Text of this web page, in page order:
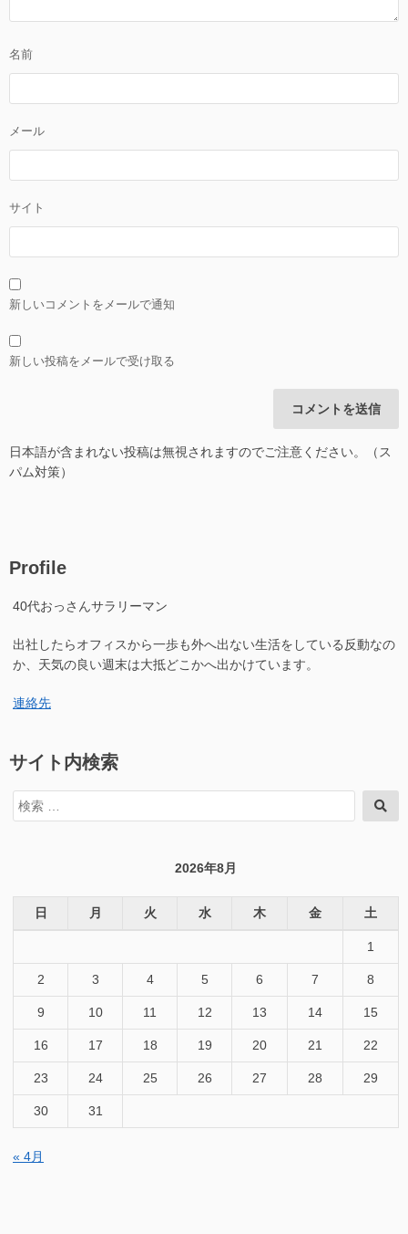
名前
メール
サイト
新しいコメントをメールで通知
新しい投稿をメールで受け取る
日本語が含まれない投稿は無視されますのでご注意ください。（ス
パム対策）
Profile
40代おっさんサラリーマン
出社したらオフィスから一歩も外へ出ない生活をしている反動なの
か、天気の良い週末は大抵どこかへ出かけています。
連絡先
サイト内検索
検
索
索
2026年8月
日 月 火 水 木 金 土
1
2 3 4 5 6 7 8
9 10 11 12 13 14 15
16 17 18 19 20 21 22
23 24 25 26 27 28 29
30 31
« 4月